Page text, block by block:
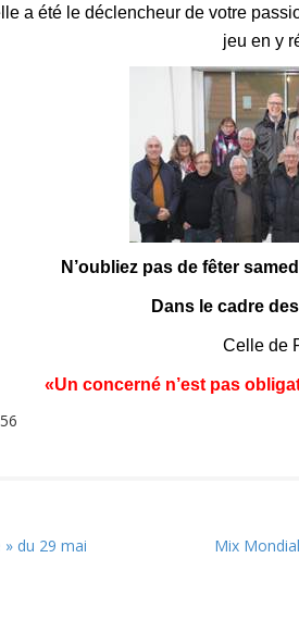
a été le déclencheur de votre
jeu en y
N’oubliez pas de fêter
Dans le cadre
Celle de
«Un concerné n’est pas
» du 29 mai Mix